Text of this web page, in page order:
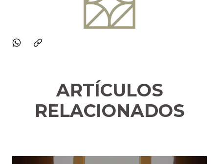
ARTÍCULOS
RELACIONADOS